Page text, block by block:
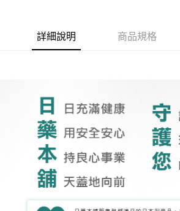
付款後門市自取
詳細說明 商品規格